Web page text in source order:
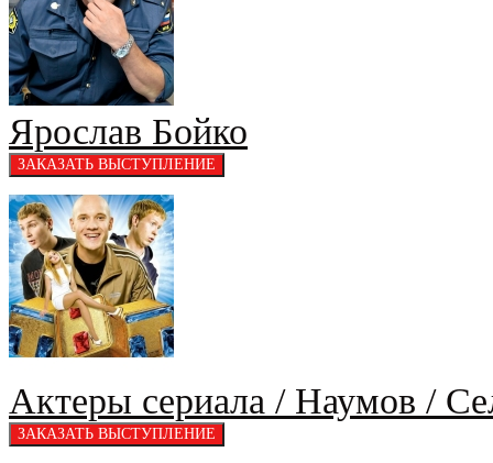
Ярослав Бойко
Актеры сериала / Наумов /